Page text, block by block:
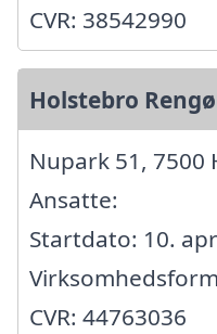
CVR: 38542990
Holstebro
Nupark 51, 7500
Ansatte:
Startdato: 10.
CVR: 44763036